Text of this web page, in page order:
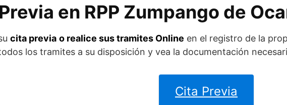
en RPP Zumpango de
cita previa o realice sus tramites Online en el registro de la
los tramites a su disposición y vea la documentación
Cita Previa